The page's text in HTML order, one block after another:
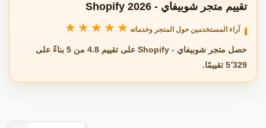
تقييم متجر شوبيفاي - Shopify 2026
آراء المستخدمين حول المتجر وخدماته ★★★★★
★★★★★
حصل متجر شوبيفاي - Shopify على تقييم 4.8 من 5 بناءً على
5٬329 تقييمًا.